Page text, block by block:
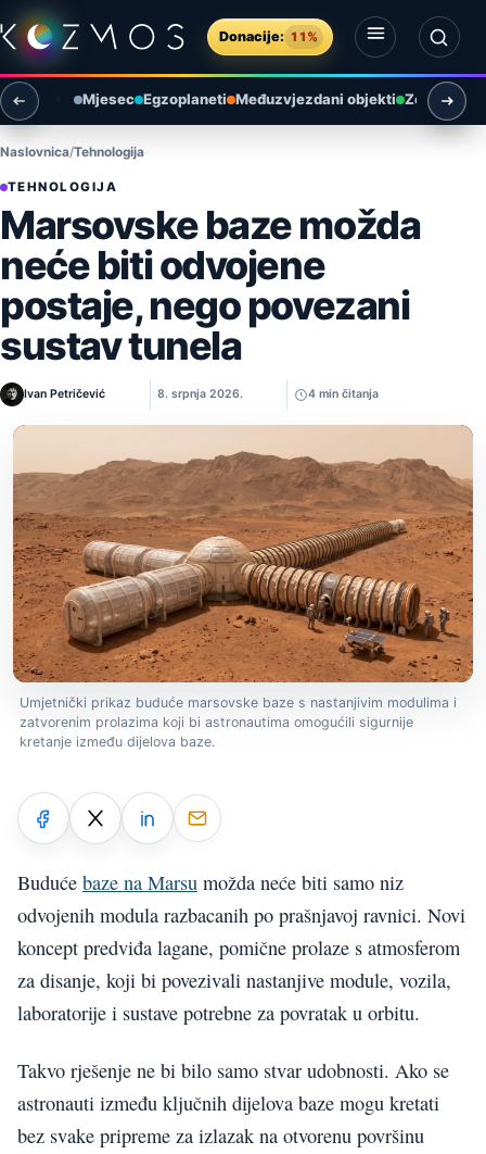
Preskoči na sadržaj
Donacije: 11%
Otvori izbornik
Otvori pretragu
Mjesec Egzoplaneti Međuzvjezdani objekti Zemlja i
Naslovnica Tehnologija
TEHNOLOGIJA
Marsovske baze možda
neće biti odvojene
postaje, nego povezani
sustav tunela
Ivan Petričević 8. srpnja 2026. 4 min čitanja
Umjetnički prikaz buduće marsovske baze s nastanjivim modulima i
zatvorenim prolazima koji bi astronautima omogućili sigurnije
kretanje između dijelova baze.
Buduće baze na Marsu možda neće biti samo niz
odvojenih modula razbacanih po prašnjavoj ravnici. Novi
koncept predviđa lagane, pomične prolaze s atmosferom
za disanje, koji bi povezivali nastanjive module, vozila,
laboratorije i sustave potrebne za povratak u orbitu.
Takvo rješenje ne bi bilo samo stvar udobnosti. Ako se
astronauti između ključnih dijelova baze mogu kretati
bez svake pripreme za izlazak na otvorenu površinu